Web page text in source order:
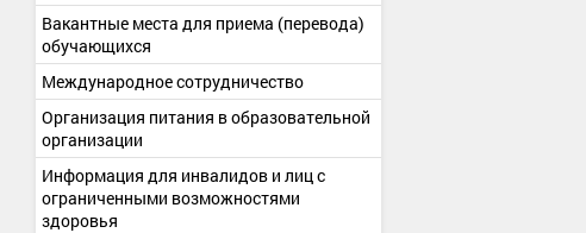
Вакантные места для приема (перевода)
обучающихся
Международное сотрудничество
Организация питания в образовательной
организации
Информация для инвалидов и лиц с
ограниченными возможностями
здоровья